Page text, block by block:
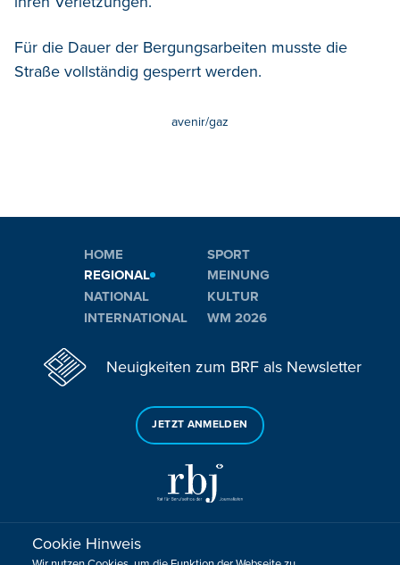
Für die Dauer der Bergungsarbeiten musste die
Straße vollständig gesperrt werden.
avenir/gaz
HOME
REGIONAL
NATIONAL
INTERNATIONAL
SPORT
MEINUNG
KULTUR
WM 2026
Neuigkeiten zum BRF als Newsletter
JETZT ANMELDEN
Sie haben noch Fragen oder Anmerkungen?
Cookie Hinweis